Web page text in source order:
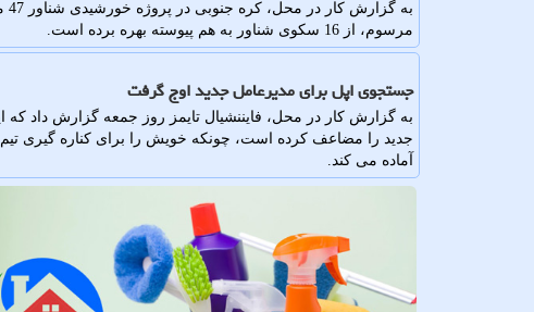
مرسوم، از 16 سکوی شناور به هم پیوسته بهره برده است.
جستجوی اپل برای مدیرعامل جدید اوج گرفت
به گزارش کار در محل، فایننشیال تایمز روز جمعه گزارش داد که
جدید را مضاعف کرده است، چونکه خویش را برای کناره گیری
آماده می کند.